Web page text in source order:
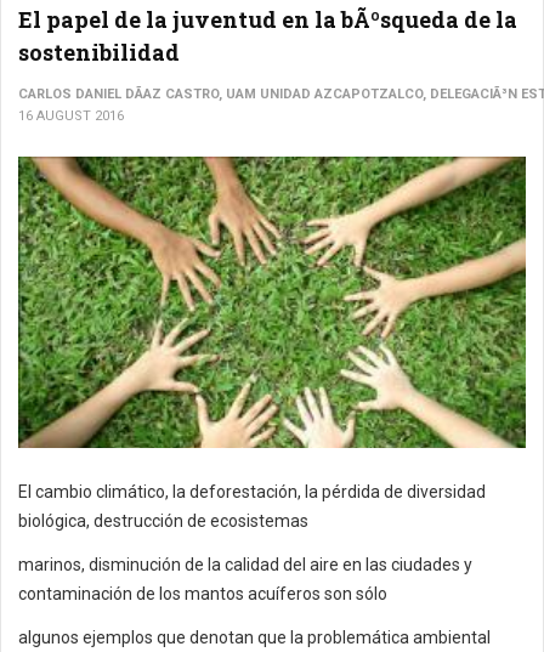
El papel de la juventud en la bÃºsqueda de la
sostenibilidad
CARLOS DANIEL DÃ­AZ CASTRO, UAM UNIDAD AZCAPOTZALCO, DELEGACIÃ³N
16 AUGUST 2016
El cambio climático, la deforestación, la pérdida de diversidad
biológica, destrucción de ecosistemas
marinos, disminución de la calidad del aire en las ciudades y
contaminación de los mantos acuíferos son sólo
algunos ejemplos que denotan que la problemática ambiental